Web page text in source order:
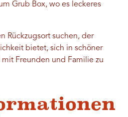
Grub Box, wo es leckeres
Rückzugsort suchen, der
bietet, sich in schöner
Freunden und Familie zu